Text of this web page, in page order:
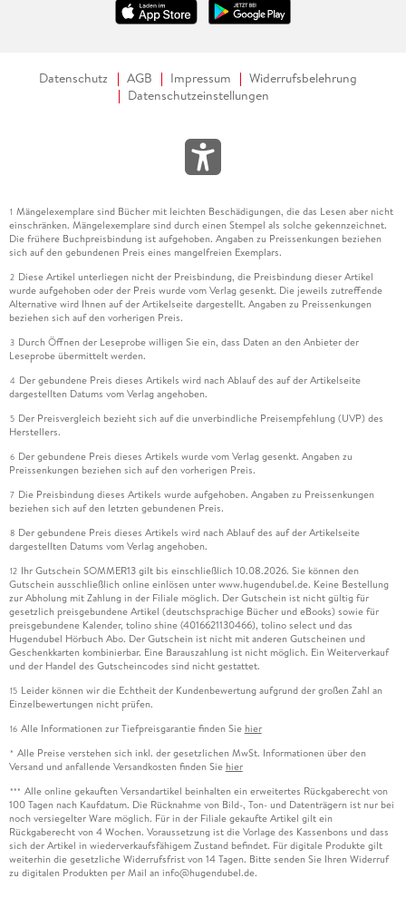
Datenschutz AGB Impressum
Widerrufsbelehrung
Datenschutzeinstellungen
1 Mängelexemplare sind Bücher mit leichten Beschädigungen, die das Lesen aber nicht
einschränken. Mängelexemplare sind durch einen Stempel als solche gekennzeichnet.
Die frühere Buchpreisbindung ist aufgehoben. Angaben zu Preissenkungen beziehen
sich auf den gebundenen Preis eines mangelfreien Exemplars.
2 Diese Artikel unterliegen nicht der Preisbindung, die Preisbindung dieser Artikel
wurde aufgehoben oder der Preis wurde vom Verlag gesenkt. Die jeweils zutreffende
Alternative wird Ihnen auf der Artikelseite dargestellt. Angaben zu Preissenkungen
beziehen sich auf den vorherigen Preis.
3 Durch Öffnen der Leseprobe willigen Sie ein, dass Daten an den Anbieter der
Leseprobe übermittelt werden.
4 Der gebundene Preis dieses Artikels wird nach Ablauf des auf der Artikelseite
dargestellten Datums vom Verlag angehoben.
5 Der Preisvergleich bezieht sich auf die unverbindliche Preisempfehlung (UVP) des
Herstellers.
6 Der gebundene Preis dieses Artikels wurde vom Verlag gesenkt. Angaben zu
Preissenkungen beziehen sich auf den vorherigen Preis.
7 Die Preisbindung dieses Artikels wurde aufgehoben. Angaben zu Preissenkungen
beziehen sich auf den letzten gebundenen Preis.
8 Der gebundene Preis dieses Artikels wird nach Ablauf des auf der Artikelseite
dargestellten Datums vom Verlag angehoben.
12 Ihr Gutschein SOMMER13 gilt bis einschließlich 10.08.2026. Sie können den
Gutschein ausschließlich online einlösen unter www.hugendubel.de. Keine Bestellung
zur Abholung mit Zahlung in der Filiale möglich. Der Gutschein ist nicht gültig für
gesetzlich preisgebundene Artikel (deutschsprachige Bücher und eBooks) sowie für
preisgebundene Kalender, tolino shine (4016621130466), tolino select und das
Hugendubel Hörbuch Abo. Der Gutschein ist nicht mit anderen Gutscheinen und
Geschenkkarten kombinierbar. Eine Barauszahlung ist nicht möglich. Ein Weiterverkauf
und der Handel des Gutscheincodes sind nicht gestattet.
15 Leider können wir die Echtheit der Kundenbewertung aufgrund der großen Zahl an
Einzelbewertungen nicht prüfen.
16 Alle Informationen zur Tiefpreisgarantie finden Sie hier
* Alle Preise verstehen sich inkl. der gesetzlichen MwSt. Informationen über den
Versand und anfallende Versandkosten finden Sie hier
*** Alle online gekauften Versandartikel beinhalten ein erweitertes Rückgaberecht von
100 Tagen nach Kaufdatum. Die Rücknahme von Bild-, Ton- und Datenträgern ist nur bei
noch versiegelter Ware möglich. Für in der Filiale gekaufte Artikel gilt ein
Rückgaberecht von 4 Wochen. Voraussetzung ist die Vorlage des Kassenbons und dass
sich der Artikel in wiederverkaufsfähigem Zustand befindet. Für digitale Produkte gilt
weiterhin die gesetzliche Widerrufsfrist von 14 Tagen. Bitte senden Sie Ihren Widerruf
zu digitalen Produkten per Mail an info@hugendubel.de.